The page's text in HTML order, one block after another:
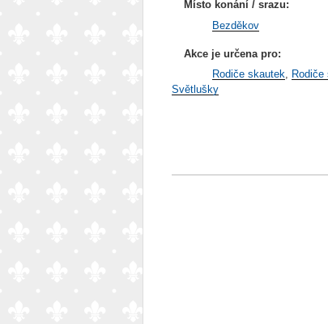
Místo konání / srazu:
Bezděkov
Akce je určena pro:
Rodiče skautek
Světlušky